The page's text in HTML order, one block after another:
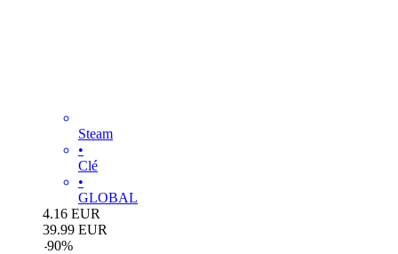
Steam
•
Clé
•
GLOBAL
4.16 EUR
39.99 EUR
-90%